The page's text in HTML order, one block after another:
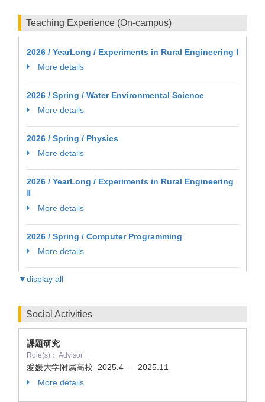
Teaching Experience (On-campus)
2026 / YearLong / Experiments in Rural Engineering I
More details
2026 / Spring / Water Environmental Science
More details
2026 / Spring / Physics
More details
2026 / YearLong / Experiments in Rural Engineering
Ⅱ
More details
2026 / Spring / Computer Programming
More details
▼display all
Social Activities
課題研究
Role(s)： Advisor
愛媛大学附属高校 2025.4 -
2025.11
More details